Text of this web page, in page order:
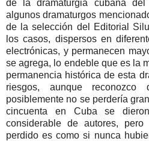
de la dramaturgia cubana
algunos dramaturgos
de la selección del Editorial
los casos, dispersos en
electrónicas, y permanecen
se agrega, lo endeble que es la
permanencia histórica de esta
riesgos, aunque
posiblemente no se perdería
cincuenta en Cuba se
considerable de autores,
perdido es como si nunca